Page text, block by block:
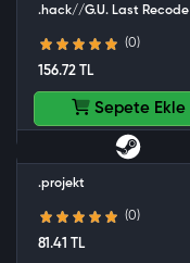
.hack//G.U. Last Recode
(0)
156.72 TL
Sepete Ekle
.projekt
(0)
81.41 TL